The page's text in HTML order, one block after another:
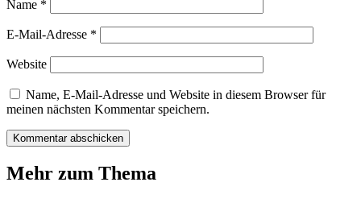
Name *
E-Mail-Adresse *
Website
Name, E-Mail-Adresse und Website in diesem Browser für
meinen nächsten Kommentar speichern.
Mehr zum Thema